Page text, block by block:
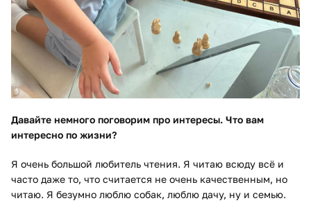
Давайте немного поговорим про интересы. Что вам
интересно по жизни?
Я очень большой любитель чтения. Я читаю всюду всё и
часто даже то, что считается не очень качественным, но
читаю. Я безумно люблю собак, люблю дачу, ну и семью.